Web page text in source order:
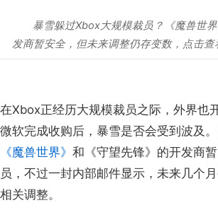
暴雪躲过Xbox大规模裁员？《魔兽世
发商暂安全，但未来调整仍存变数，点击查
在Xbox正经历大规模裁员之际，外界也
微软完成收购后，暴雪是否会受到波及
《魔兽世界》 和《守望先锋》的开发商
员，不过一封内部邮件显示，未来几个
相关调整。